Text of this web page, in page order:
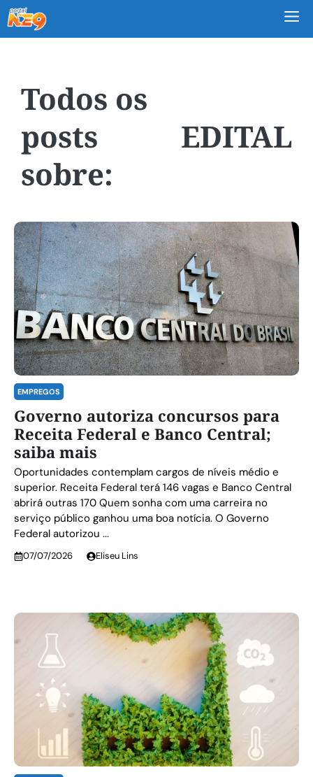
EDITAL
EMPREGOS
Governo autoriza concursos para
Receita Federal e Banco Central;
saiba mais
Oportunidades contemplam cargos de níveis médio e
superior. Receita Federal terá 146 vagas e Banco Central
abrirá outras 170 Quem sonha com uma carreira no
serviço público ganhou uma boa notícia. O Governo
Federal autorizou ...
07/07/2026 Eliseu Lins